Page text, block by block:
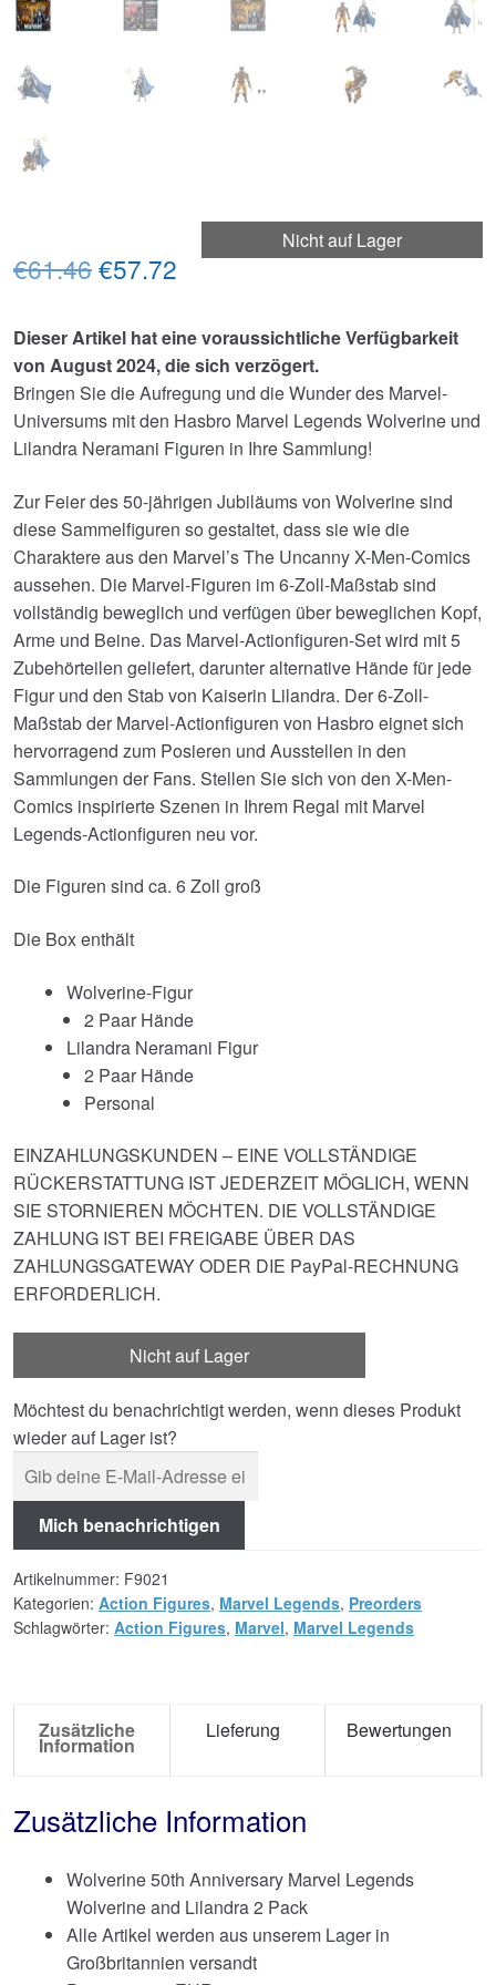
Nicht auf Lager
€61.46Ursprünglicher
war:
€61.46
€57.72 Aktueller
ist:
€57.72.
Dieser Artikel hat eine voraussichtliche Verfügbarkeit
von August 2024, die sich verzögert.
Bringen Sie die Aufregung und die Wunder des Marvel-
Universums mit den Hasbro Marvel Legends Wolverine und
Lilandra Neramani Figuren in Ihre Sammlung!
Zur Feier des 50-jährigen Jubiläums von Wolverine sind
diese Sammelfiguren so gestaltet, dass sie wie die
Charaktere aus den Marvel’s The Uncanny X-Men-Comics
aussehen. Die Marvel-Figuren im 6-Zoll-Maßstab sind
vollständig beweglich und verfügen über beweglichen Kopf,
Arme und Beine. Das Marvel-Actionfiguren-Set wird mit 5
Zubehörteilen geliefert, darunter alternative Hände für jede
Figur und den Stab von Kaiserin Lilandra. Der 6-Zoll-
Maßstab der Marvel-Actionfiguren von Hasbro eignet sich
hervorragend zum Posieren und Ausstellen in den
Sammlungen der Fans. Stellen Sie sich von den X-Men-
Comics inspirierte Szenen in Ihrem Regal mit Marvel
Legends-Actionfiguren neu vor.
Die Figuren sind ca. 6 Zoll groß
Die Box enthält
Wolverine-Figur
2 Paar Hände
Lilandra Neramani Figur
2 Paar Hände
Personal
EINZAHLUNGSKUNDEN – EINE VOLLSTÄNDIGE
RÜCKERSTATTUNG IST JEDERZEIT MÖGLICH, WENN
SIE STORNIEREN MÖCHTEN. DIE VOLLSTÄNDIGE
ZAHLUNG IST BEI FREIGABE ÜBER DAS
ZAHLUNGSGATEWAY ODER DIE PayPal-RECHNUNG
ERFORDERLICH.
Nicht auf Lager
Möchtest du benachrichtigt werden, wenn dieses Produkt
wieder auf Lager ist?
Mich benachrichtigen
Artikelnummer: F9021
Kategorien: Action Figures, Marvel Legends, Preorders
Schlagwörter: Action Figures, Marvel, Marvel Legends
Zusätzliche
Information
Lieferung Bewertungen
Zusätzliche Information
Wolverine 50th Anniversary Marvel Legends
Wolverine and Lilandra 2 Pack
Alle Artikel werden aus unserem Lager in
Großbritannien versandt